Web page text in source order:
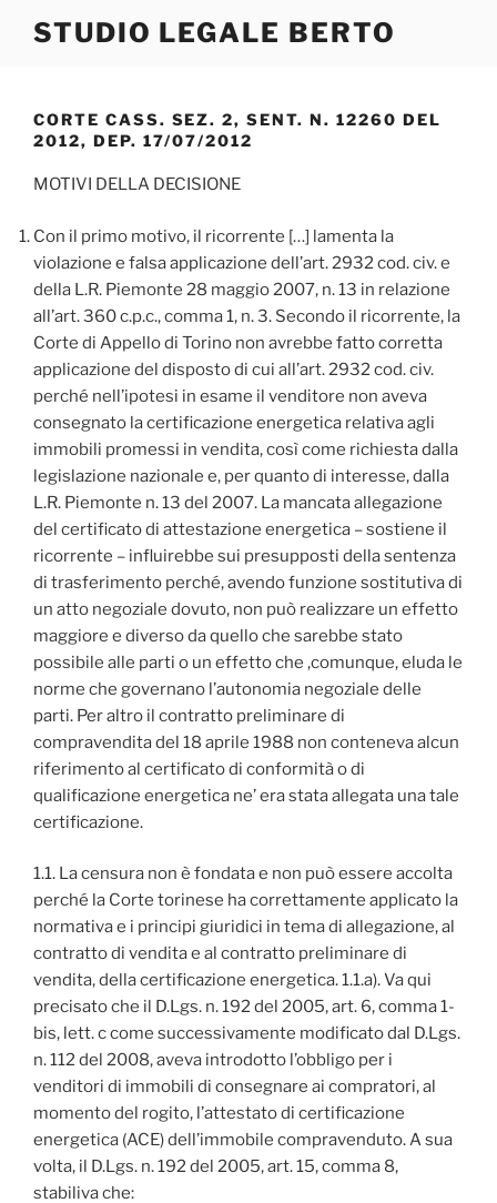
STUDIO LEGALE BERTO
CORTE CASS. SEZ. 2, SENT. N. 12260 DEL
2012, DEP. 17/07/2012
MOTIVI DELLA DECISIONE
Con il primo motivo, il ricorrente […] lamenta la
violazione e falsa applicazione dell’art. 2932 cod. civ. e
della L.R. Piemonte 28 maggio 2007, n. 13 in relazione
all’art. 360 c.p.c., comma 1, n. 3. Secondo il ricorrente, la
Corte di Appello di Torino non avrebbe fatto corretta
applicazione del disposto di cui all’art. 2932 cod. civ.
perché nell’ipotesi in esame il venditore non aveva
consegnato la certificazione energetica relativa agli
immobili promessi in vendita, così come richiesta dalla
legislazione nazionale e, per quanto di interesse, dalla
L.R. Piemonte n. 13 del 2007. La mancata allegazione
del certificato di attestazione energetica – sostiene il
ricorrente – influirebbe sui presupposti della sentenza
di trasferimento perché, avendo funzione sostitutiva di
un atto negoziale dovuto, non può realizzare un effetto
maggiore e diverso da quello che sarebbe stato
possibile alle parti o un effetto che ,comunque, eluda le
norme che governano l’autonomia negoziale delle
parti. Per altro il contratto preliminare di
compravendita del 18 aprile 1988 non conteneva alcun
riferimento al certificato di conformità o di
qualificazione energetica ne’ era stata allegata una tale
certificazione.
1.1. La censura non è fondata e non può essere accolta
perché la Corte torinese ha correttamente applicato la
normativa e i principi giuridici in tema di allegazione, al
contratto di vendita e al contratto preliminare di
vendita, della certificazione energetica. 1.1.a). Va qui
precisato che il D.Lgs. n. 192 del 2005, art. 6, comma 1-
bis, lett. c come successivamente modificato dal D.Lgs.
n. 112 del 2008, aveva introdotto l’obbligo per i
venditori di immobili di consegnare ai compratori, al
momento del rogito, l’attestato di certificazione
energetica (ACE) dell’immobile compravenduto. A sua
volta, il D.Lgs. n. 192 del 2005, art. 15, comma 8,
stabiliva che: